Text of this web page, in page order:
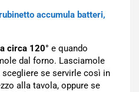
accumula batteri,
circa 120° e quando
dal forno. Lasciamole
se servirle così in
alla tavola, oppure se